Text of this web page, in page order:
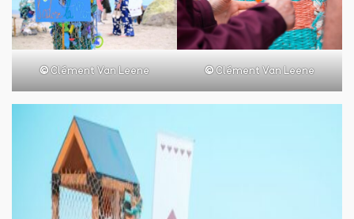
©Clément Van Leene ©Clément Van Leene